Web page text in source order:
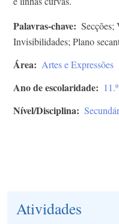
Palavras-chave
Secções;
Invisibilidades; Plano
Área Artes e Expressões
Ano de escolaridade
Nível/Disciplina
Atividades